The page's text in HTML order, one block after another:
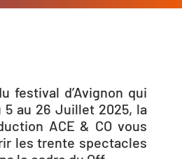
festival d’Avignon qui
5 au 26 Juillet 2025, la
ACE & CO vous
les trente spectacles